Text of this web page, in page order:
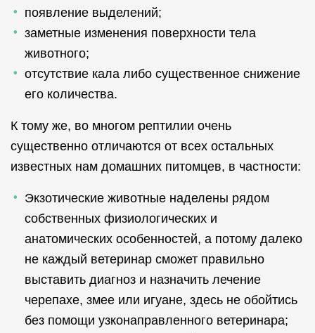
появление выделений;
заметные изменения поверхности тела
животного;
отсутствие кала либо существенное снижение
его количества.
К тому же, во многом рептилии очень
существенно отличаются от всех остальных
известных нам домашних питомцев, в частности:
Экзотические животные наделены рядом
собственных физиологических и
анатомических особенностей, а потому далеко
не каждый ветеринар сможет правильно
выставить диагноз и назначить лечение
черепахе, змее или игуане, здесь не обойтись
без помощи узконаправленного ветеринара;